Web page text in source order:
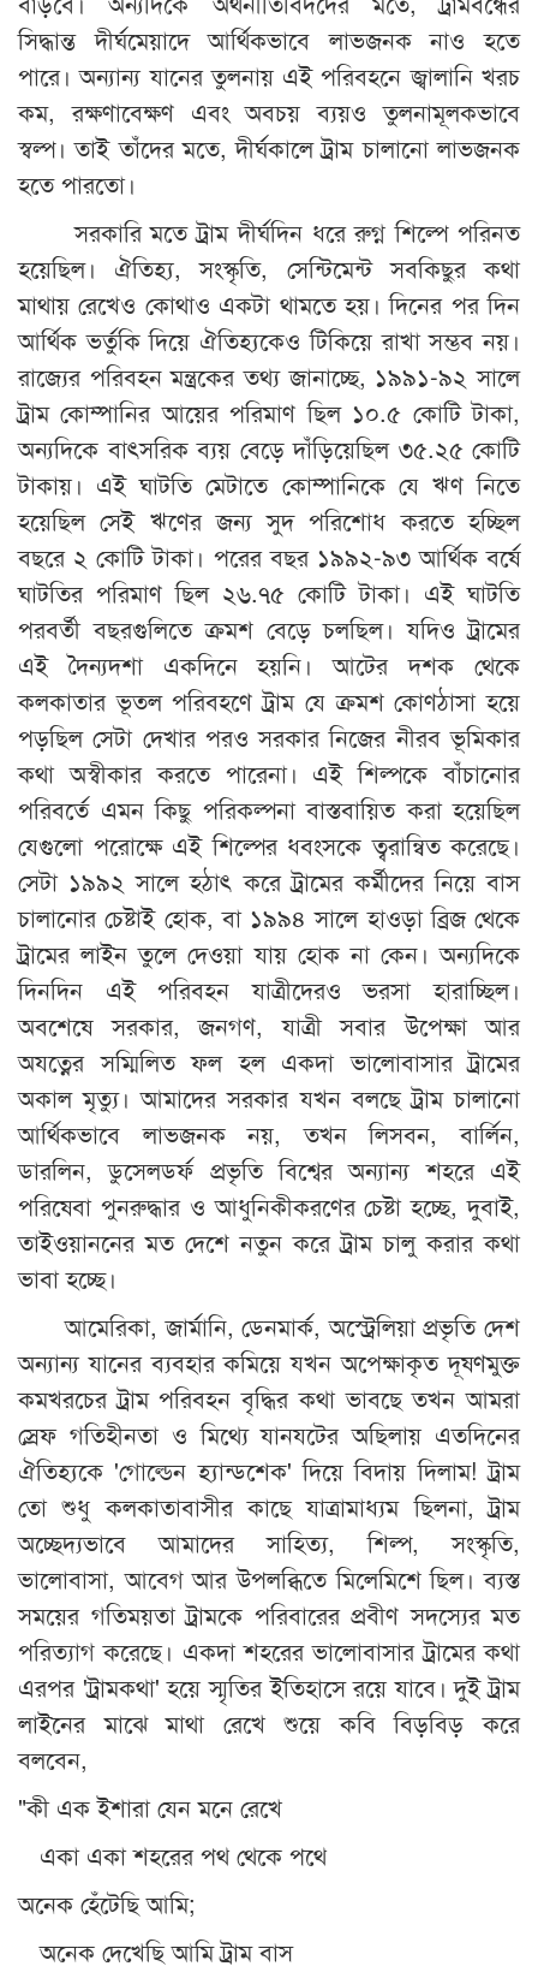
সিদ্ধান্ত দীর্ঘমেয়াদে আর্থিকভাবে লাভজনক নাও হতে
পারে। অন্যান্য যানের তুলনায় এই পরিবহনে জ্বালানি খরচ
কম, রক্ষণাবেক্ষণ এবং অবচয় ব্যয়ও তুলনামূলকভাবে
স্বল্প। তাই তাঁদের মতে, দীর্ঘকালে ট্রাম চালানো লাভজনক
হতে পারতো।
সরকারি মতে ট্রাম দীর্ঘদিন ধরে রুগ্ন শিল্পে পরিনত
হয়েছিল। ঐতিহ্য, সংস্কৃতি, সেন্টিমেন্ট সবকিছুর কথা
মাথায় রেখেও কোথাও একটা থামতে হয়। দিনের পর দিন
আর্থিক ভর্তুকি দিয়ে ঐতিহ্যকেও টিকিয়ে রাখা সম্ভব নয়।
রাজ্যের পরিবহন মন্ত্রকের তথ্য জানাচ্ছে, ১৯৯১-৯২ সালে
ট্রাম কোম্পানির আয়ের পরিমাণ ছিল ১০.৫ কোটি টাকা,
অন্যদিকে বাৎসরিক ব্যয় বেড়ে দাঁড়িয়েছিল ৩৫.২৫ কোটি
টাকায়। এই ঘাটতি মেটাতে কোম্পানিকে যে ঋণ নিতে
হয়েছিল সেই ঋণের জন্য সুদ পরিশোধ করতে হচ্ছিল
বছরে ২ কোটি টাকা। পরের বছর ১৯৯২-৯৩ আর্থিক বর্ষে
ঘাটতির পরিমাণ ছিল ২৬.৭৫ কোটি টাকা। এই ঘাটতি
পরবর্তী বছরগুলিতে ক্রমশ বেড়ে চলছিল। যদিও ট্রামের
এই দৈন্যদশা একদিনে হয়নি। আটের দশক থেকে
কলকাতার ভূতল পরিবহণে ট্রাম যে ক্রমশ কোণঠাসা হয়ে
পড়ছিল সেটা দেখার পরও সরকার নিজের নীরব ভূমিকার
কথা অস্বীকার করতে পারেনা। এই শিল্পকে বাঁচানোর
পরিবর্তে এমন কিছু পরিকল্পনা বাস্তবায়িত করা হয়েছিল
যেগুলো পরোক্ষে এই শিল্পের ধবংসকে ত্বরান্বিত করেছে।
সেটা ১৯৯২ সালে হঠাৎ করে ট্রামের কর্মীদের নিয়ে বাস
চালানোর চেষ্টাই হোক, বা ১৯৯৪ সালে হাওড়া ব্রিজ থেকে
ট্রামের লাইন তুলে দেওয়া যায় হোক না কেন। অন্যদিকে
দিনদিন এই পরিবহন যাত্রীদেরও ভরসা হারাচ্ছিল।
অবশেষে সরকার, জনগণ, যাত্রী সবার উপেক্ষা আর
অযত্নের সম্মিলিত ফল হল একদা ভালোবাসার ট্রামের
অকাল মৃত্যু। আমাদের সরকার যখন বলছে ট্রাম চালানো
আর্থিকভাবে লাভজনক নয়, তখন লিসবন, বার্লিন,
ডারলিন, ডুসেলডর্ফ প্রভৃতি বিশ্বের অন্যান্য শহরে এই
পরিষেবা পুনরুদ্ধার ও আধুনিকীকরণের চেষ্টা হচ্ছে, দুবাই,
তাইওয়াননের মত দেশে নতুন করে ট্রাম চালু করার কথা
ভাবা হচ্ছে।
আমেরিকা, জার্মানি, ডেনমার্ক, অস্ট্রেলিয়া প্রভৃতি দেশ
অন্যান্য যানের ব্যবহার কমিয়ে যখন অপেক্ষাকৃত দূষণমুক্ত
কমখরচের ট্রাম পরিবহন বৃদ্ধির কথা ভাবছে তখন আমরা
স্রেফ গতিহীনতা ও মিথ্যে যানযটের অছিলায় এতদিনের
ঐতিহ্যকে 'গোল্ডেন হ্যান্ডশেক' দিয়ে বিদায় দিলাম! ট্রাম
তো শুধু কলকাতাবাসীর কাছে যাত্রামাধ্যম ছিলনা, ট্রাম
অচ্ছেদ্যভাবে আমাদের সাহিত্য, শিল্প, সংস্কৃতি,
ভালোবাসা, আবেগ আর উপলব্ধিতে মিলেমিশে ছিল। ব্যস্ত
সময়ের গতিময়তা ট্রামকে পরিবারের প্রবীণ সদস্যের মত
পরিত্যাগ করেছে। একদা শহরের ভালোবাসার ট্রামের কথা
এরপর 'ট্রামকথা' হয়ে স্মৃতির ইতিহাসে রয়ে যাবে। দুই ট্রাম
লাইনের মাঝে মাথা রেখে শুয়ে কবি বিড়বিড় করে
বলবেন,
"কী এক ইশারা যেন মনে রেখে
একা একা শহরের পথ থেকে পথে
অনেক হেঁটেছি আমি;
অনেক দেখেছি আমি ট্রাম বাস